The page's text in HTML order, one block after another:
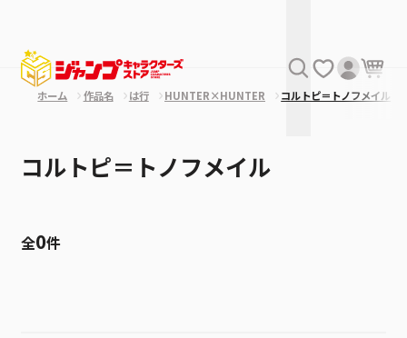
ホーム 作品名 は行 HUNTER×HUNTER コルトピ＝トノフメイル
コルトピ＝トノフメイル
全0件